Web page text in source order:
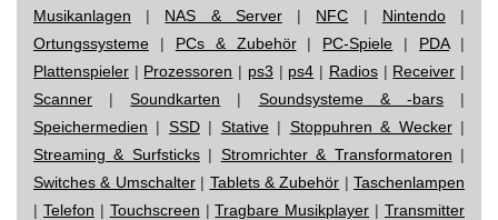
Musikanlagen | NAS & Server| NFC | Nintendo|
Ortungssysteme | PCs & Zubehör| PC-Spiele | PDA|
Plattenspieler | Prozessoren | ps3 | ps4 | Radios| Receiver |
Scanner |Soundkarten | Soundsysteme & -bars|
Speichermedien | SSD| Stative| Stoppuhren & Wecker|
Streaming & Surfsticks| Stromrichter & Transformatoren |
Switches & Umschalter| Tablets & Zubehör | Taschenlampen
| Telefon | Touchscreen |Tragbare Musikplayer | Transmitter